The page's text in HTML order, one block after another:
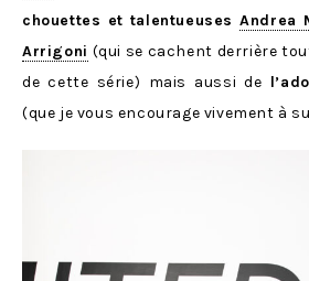
chouettes et talentueusesAndrea
Arrigoni (qui se cachent derrière
de cette série) mais aussi de
(que je vous encourage vivement à